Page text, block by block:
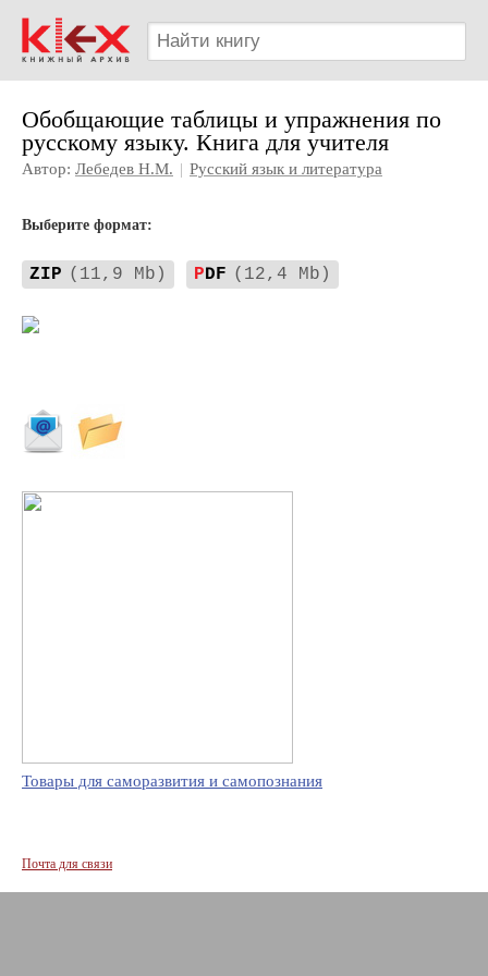
Обобщающие таблицы и упражнения по
русскому языку. Книга для учителя
Автор: Лебедев Н.М. | Русский язык и литература
Выберите формат:
ZIP (11,9 Mb) PDF (12,4 Mb)
Товары для саморазвития и самопознания
Почта для связи